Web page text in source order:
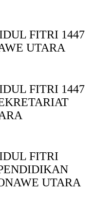
FITRI 1447
UTARA
FITRI 1447
FITRI
UTARA